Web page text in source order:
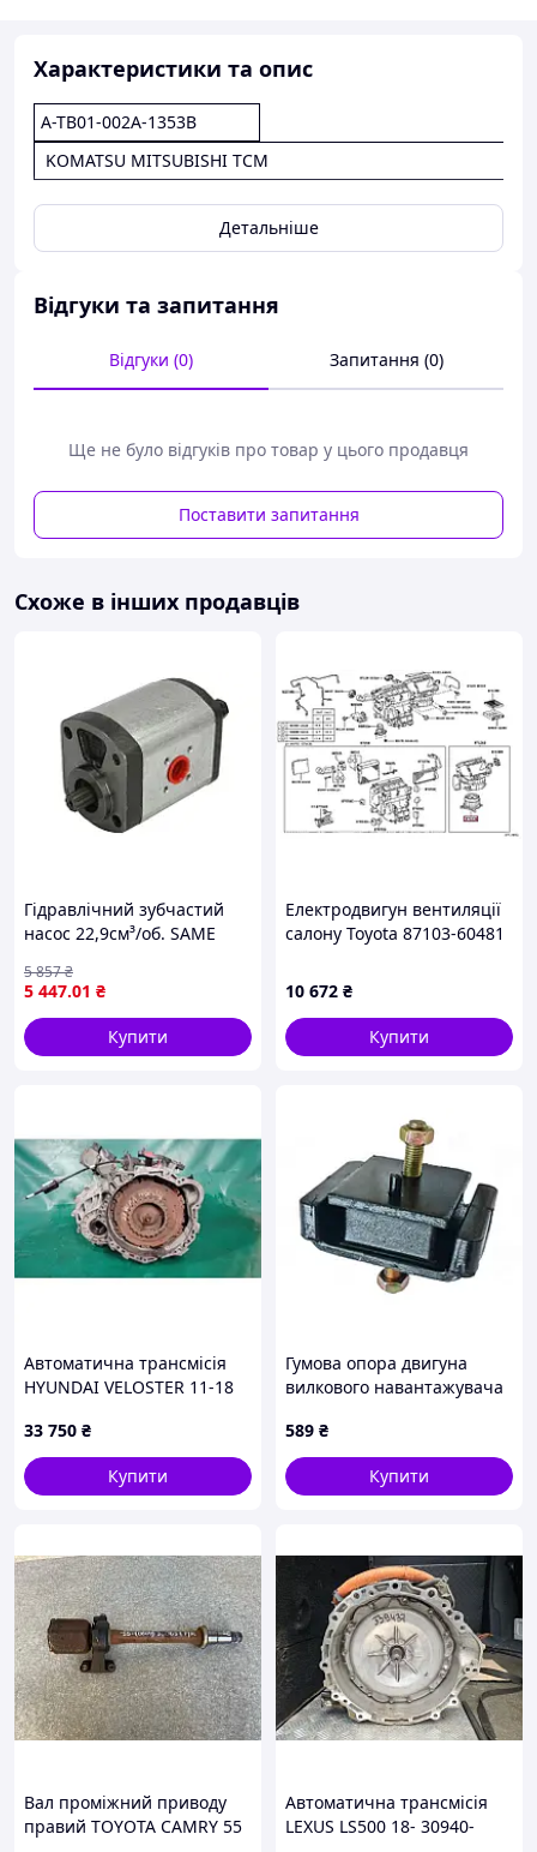
Характеристики та опис
A-TB01-002A-1353B
KOMATSU MITSUBISHI TCM
Детальніше
Відгуки та запитання
Відгуки (0) Запитання (0)
Ще не було відгуків про товар у цього продавця
Поставити запитання
Схоже в інших продавців
Гідравлічний зубчастий
насос 22,9см³/об. SAME
100.6, 80, 90 HATTAT
1PN229CJS3/470
5 447.01 ₴
5 857₴
Купити
Електродвигун вентиляції
салону Toyota 87103-60481
10 672 ₴
Купити
Автоматична трансмісія
HYUNDAI VELOSTER 11-18
33 750 ₴
Купити
Гумова опора двигуна
вилкового навантажувача
589 ₴
Купити
Вал проміжний приводу
правий TOYOTA CAMRY 55
Автоматична трансмісія
LEXUS LS500 18- 30940-